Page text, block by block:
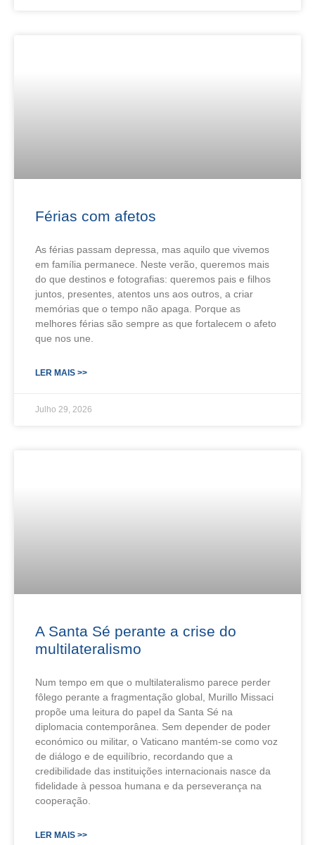
Férias com afetos
As férias passam depressa, mas aquilo que vivemos
em família permanece. Neste verão, queremos mais
do que destinos e fotografias: queremos pais e filhos
juntos, presentes, atentos uns aos outros, a criar
memórias que o tempo não apaga. Porque as
melhores férias são sempre as que fortalecem o afeto
que nos une.
LER MAIS >>
Julho 29, 2026
A Santa Sé perante a crise do
multilateralismo
Num tempo em que o multilateralismo parece perder
fôlego perante a fragmentação global, Murillo Missaci
propõe uma leitura do papel da Santa Sé na
diplomacia contemporânea. Sem depender de poder
económico ou militar, o Vaticano mantém-se como voz
de diálogo e de equilíbrio, recordando que a
credibilidade das instituições internacionais nasce da
fidelidade à pessoa humana e da perseverança na
cooperação.
LER MAIS >>